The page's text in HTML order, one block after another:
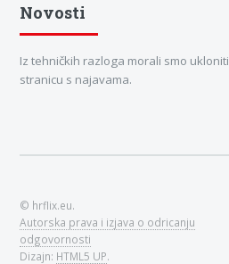
Novosti
Iz tehničkih razloga morali smo ukloniti
stranicu s najavama.
© hrflix.eu.
Autorska prava i izjava o odricanju
odgovornosti
Dizajn: HTML5 UP.